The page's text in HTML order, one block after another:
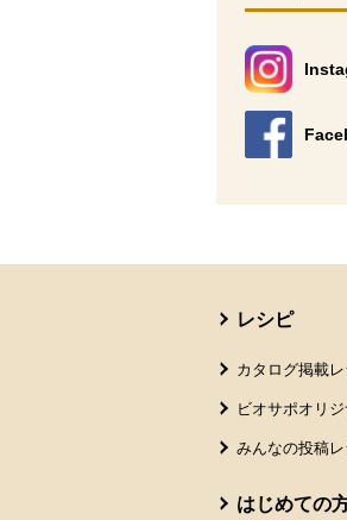
別の
別の
レシピ
カタログ掲載
ビオサポオリ
みんなの投稿
はじめての